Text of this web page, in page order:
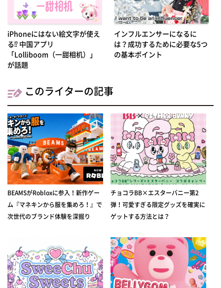
iPhoneにはない絵文字が使え
る⁉ 中国アプリ
「Lolliboom（一甜相机）」
が話題
インフルエンサーになるに
は？成功するために必要な5つ
の基本ポイント
このライターの記事
BEAMSがRobloxに参入！新作ゲー
ム『マネキンから服を集めろ！』で
次世代のブランド体験を深掘り
チョコラBB×エスターバニー第2
弾！可愛すぎる限定グッズを確実に
ゲットする方法とは？